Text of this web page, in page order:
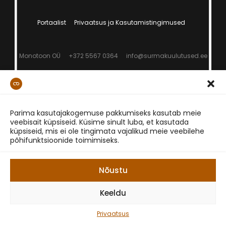
Parima kasutajakogemuse pakkumiseks kasutab meie
veebisait küpsiseid. Küsime sinult luba, et kasutada
küpsiseid, mis ei ole tingimata vajalikud meie veebilehe
põhifunktsioonide toimimiseks.
Nõustu
Keeldu
Privaatsus
Portaalist Privaatsus ja Kasutamistingimused
Monotoon OÜ +372 5567 0364 info@surmakuulutused.ee